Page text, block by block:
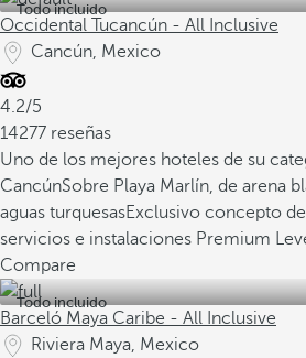
Todo incluido
Occidental Tucancún - All Inclusive
Cancún, Mexico
4.2/5
14277 reseñas
Uno de los mejores hoteles de su
CancúnSobre Playa Marlín, de arena
aguas turquesasExclusivo concepto de
servicios e instalaciones Premium
Compare
Todo incluido
Barceló Maya Caribe - All Inclusive
Riviera Maya, Mexico